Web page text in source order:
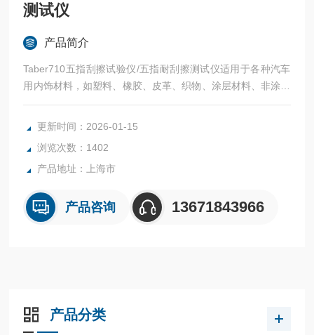
测试仪
产品简介
Taber710五指刮擦试验仪/五指耐刮擦测试仪适用于各种汽车
用内饰材料，如塑料、橡胶、皮革、织物、涂层材料、非涂层
材料及其他复合材料等的耐刮擦性能检测
更新时间：2026-01-15
浏览次数：1402
产品地址：上海市
产品咨询 13671843966
产品分类